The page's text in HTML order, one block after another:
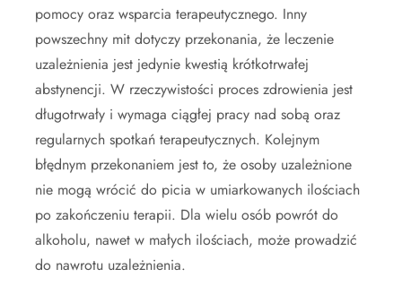
pomocy oraz wsparcia terapeutycznego. Inny
powszechny mit dotyczy przekonania, że leczenie
uzależnienia jest jedynie kwestią krótkotrwałej
abstynencji. W rzeczywistości proces zdrowienia jest
długotrwały i wymaga ciągłej pracy nad sobą oraz
regularnych spotkań terapeutycznych. Kolejnym
błędnym przekonaniem jest to, że osoby uzależnione
nie mogą wrócić do picia w umiarkowanych ilościach
po zakończeniu terapii. Dla wielu osób powrót do
alkoholu, nawet w małych ilościach, może prowadzić
do nawrotu uzależnienia.